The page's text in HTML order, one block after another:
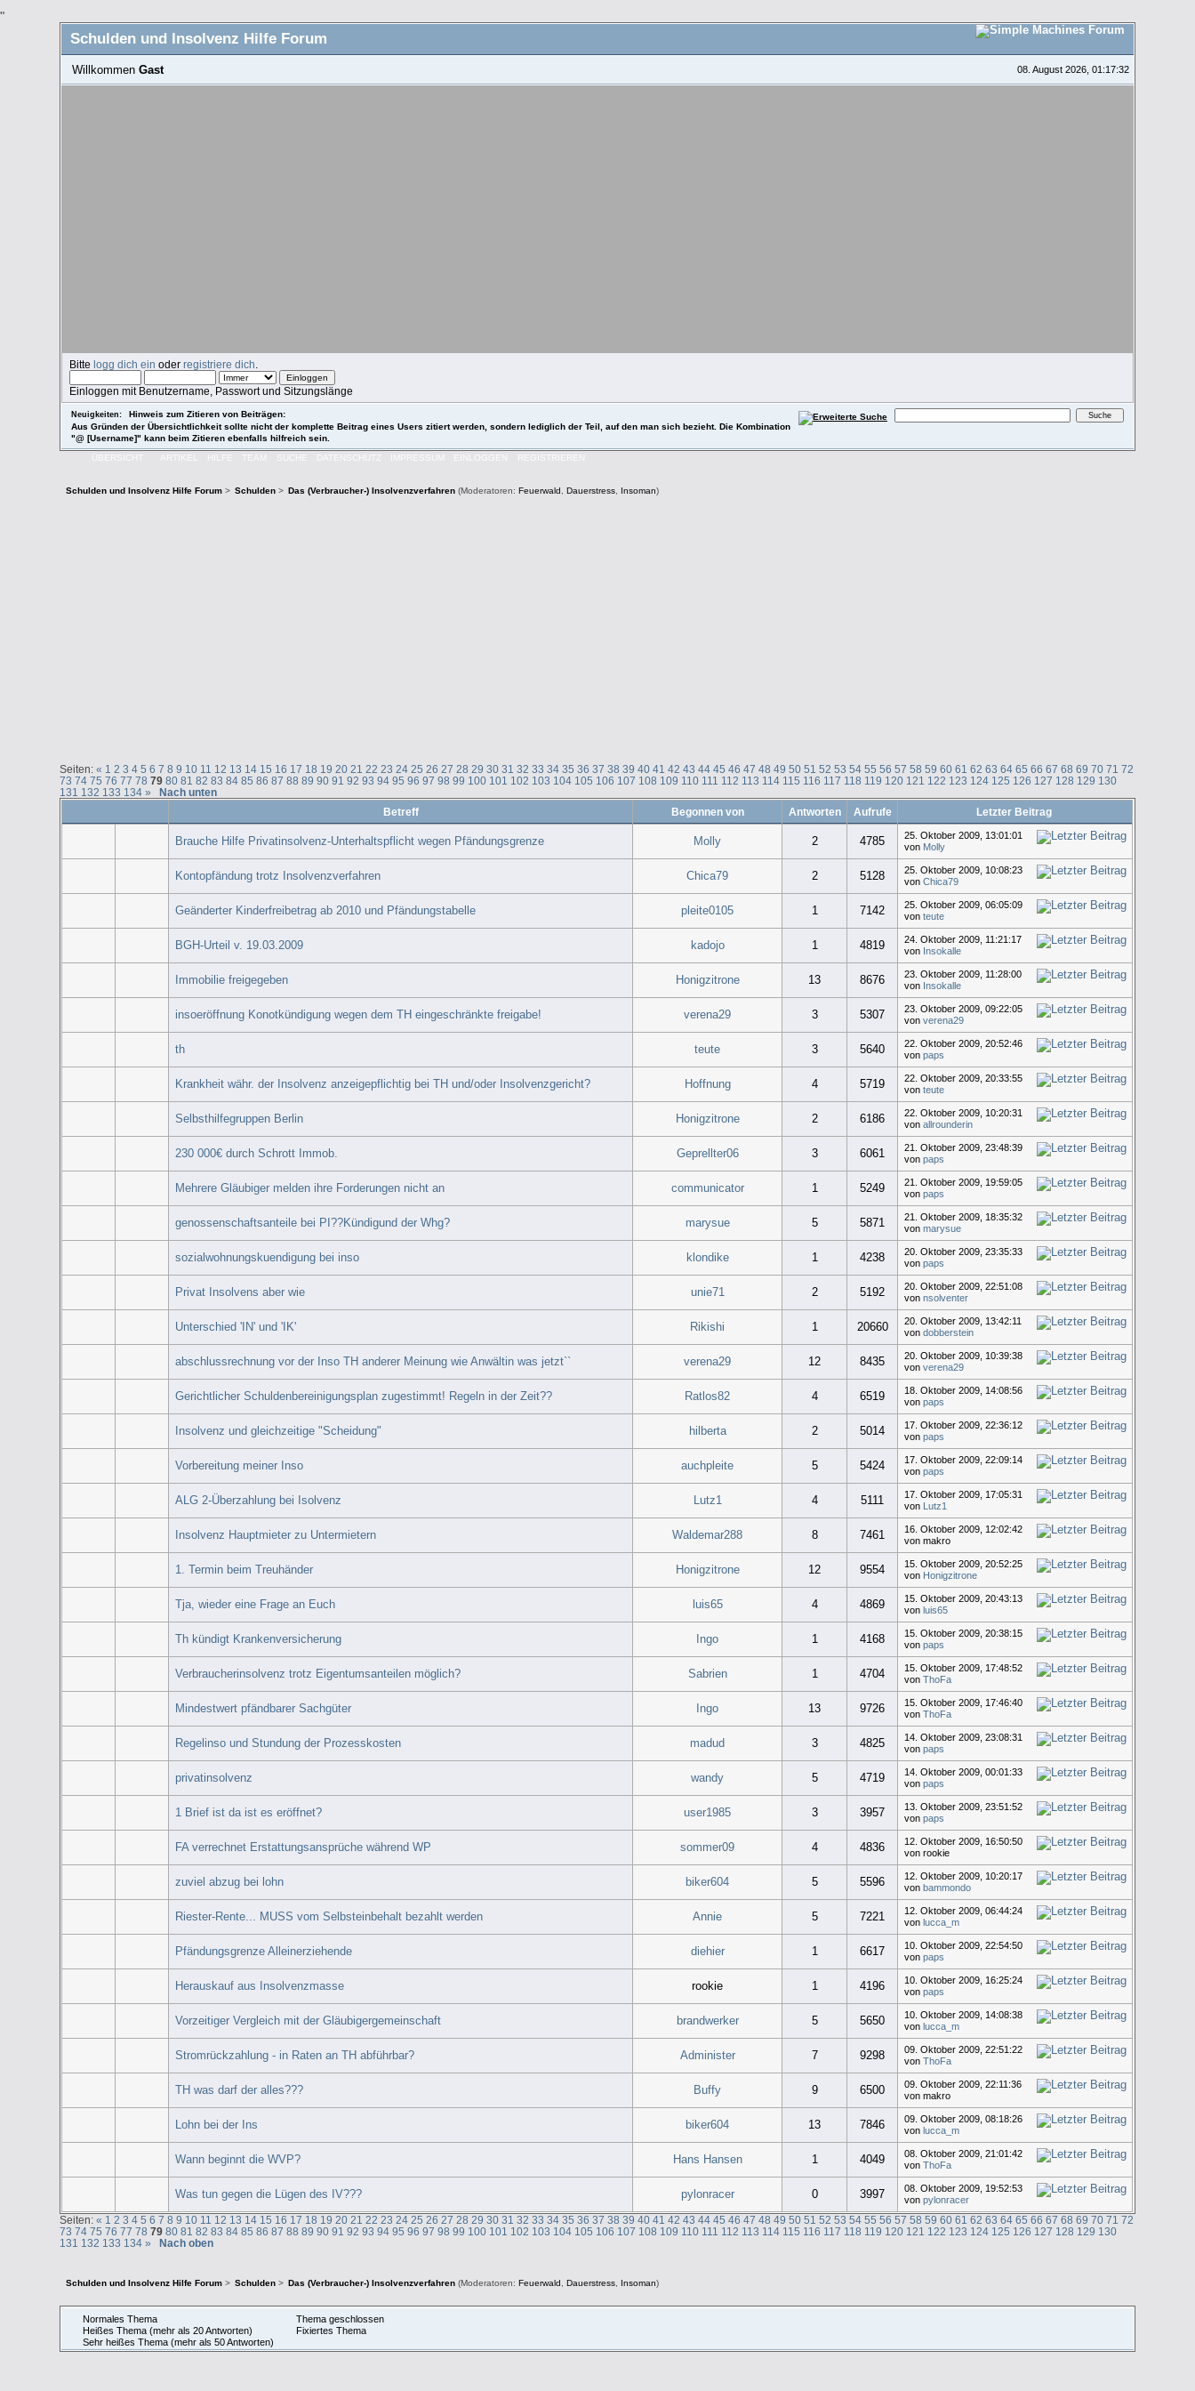
"
Schulden und Insolvenz Hilfe Forum
08. August 2026, 01:17:32
Willkommen Gast
Bittelogg dich ein oderregistriere dich
Einloggen mit Benutzername, Passwort und Sitzungslänge
Neuigkeiten:
Hinweis zum Zitieren von Beiträgen:
Aus Gründen der Übersichtlichkeit sollte nicht der komplette Beitrag eines Users zitiert werden, sondern lediglich der Teil, auf den man sich bezieht. Die Kombination
"@ [Username]" kann beim Zitieren ebenfalls hilfreich sein.
ÜBERSICHT ARTIKEL HILFE TEAM SUCHE DATENSCHUTZ IMPRESSUM EINLOGGEN REGISTRIEREN
Schulden und Insolvenz Hilfe Forum> Schulden> Das (Verbraucher-) Insolvenzverfahren(Moderatoren: Feuerwald , Dauerstress, Insoman)
Seiten:« 1 2 3 4 5 6 7 8 9 10 11 12 13 14 15 16 17 18 19 20 21 22 23 24 25 26 27 28 29 30 31 32 33 34 35 36 37 38 39 40 41 42 43 44 45 46 47 48 49 50 51 52 53 54 55 56 57 58 59 60 61 62 63 64 65 66 67 68 69 70 71 72
73 74 75 76 77 78 79 80 81 82 83 84 85 86 87 88 89 90 91 92 93 94 95 96 97 98 99 100 101 102 103 104 105 106 107 108 109 110 111 112 113 114 115 116 117 118 119 120 121 122 123 124 125 126 127 128 129 130
131 132 133 134 »
Nach unten
Betreff
Begonnen von Antworten Aufrufe Letzter Beitrag
Brauche Hilfe Privatinsolvenz-Unterhaltspflicht wegen Pfändungsgrenze Molly 2 4785
25. Oktober 2009, 13:01:01
von Molly
Kontopfändung trotz Insolvenzverfahren Chica79 2 5128
25. Oktober 2009, 10:08:23
von Chica79
Geänderter Kinderfreibetrag ab 2010 und Pfändungstabelle pleite0105 1 7142
25. Oktober 2009, 06:05:09
von teute
BGH-Urteil v. 19.03.2009 kadojo 1 4819
24. Oktober 2009, 11:21:17
von Insokalle
Immobilie freigegeben Honigzitrone 13 8676
23. Oktober 2009, 11:28:00
von Insokalle
insoeröffnung Konotkündigung wegen dem TH eingeschränkte freigabe! verena29 3 5307
23. Oktober 2009, 09:22:05
von verena29
th teute 3 5640
22. Oktober 2009, 20:52:46
von paps
Krankheit währ. der Insolvenz anzeigepflichtig bei TH und/oder Insolvenzgericht? Hoffnung 4 5719
22. Oktober 2009, 20:33:55
von teute
Selbsthilfegruppen Berlin Honigzitrone 2 6186
22. Oktober 2009, 10:20:31
von allrounderin
230 000€ durch Schrott Immob. Geprellter06 3 6061
21. Oktober 2009, 23:48:39
von paps
Mehrere Gläubiger melden ihre Forderungen nicht an communicator 1 5249
21. Oktober 2009, 19:59:05
von paps
genossenschaftsanteile bei PI??Kündigund der Whg? marysue 5 5871
21. Oktober 2009, 18:35:32
von marysue
sozialwohnungskuendigung bei inso klondike 1 4238
20. Oktober 2009, 23:35:33
von paps
Privat Insolvens aber wie unie71 2 5192
20. Oktober 2009, 22:51:08
von nsolventer
Unterschied 'IN' und 'IK' Rikishi 1 20660
20. Oktober 2009, 13:42:11
von dobberstein
abschlussrechnung vor der Inso TH anderer Meinung wie Anwältin was jetzt`` verena29 12 8435
20. Oktober 2009, 10:39:38
von verena29
Gerichtlicher Schuldenbereinigungsplan zugestimmt! Regeln in der Zeit?? Ratlos82 4 6519
18. Oktober 2009, 14:08:56
von paps
Insolvenz und gleichzeitige "Scheidung" hilberta 2 5014
17. Oktober 2009, 22:36:12
von paps
Vorbereitung meiner Inso auchpleite 5 5424
17. Oktober 2009, 22:09:14
von paps
ALG 2-Überzahlung bei Isolvenz Lutz1 4 5111
17. Oktober 2009, 17:05:31
von Lutz1
Insolvenz Hauptmieter zu Untermietern Waldemar288 8 7461
16. Oktober 2009, 12:02:42
von makro
1. Termin beim Treuhänder Honigzitrone 12 9554
15. Oktober 2009, 20:52:25
von Honigzitrone
Tja, wieder eine Frage an Euch luis65 4 4869
15. Oktober 2009, 20:43:13
von luis65
Th kündigt Krankenversicherung Ingo 1 4168
15. Oktober 2009, 20:38:15
von paps
Verbraucherinsolvenz trotz Eigentumsanteilen möglich? Sabrien 1 4704
15. Oktober 2009, 17:48:52
von ThoFa
Mindestwert pfändbarer Sachgüter Ingo 13 9726
15. Oktober 2009, 17:46:40
von ThoFa
Regelinso und Stundung der Prozesskosten madud 3 4825
14. Oktober 2009, 23:08:31
von paps
privatinsolvenz wandy 5 4719
14. Oktober 2009, 00:01:33
von paps
1 Brief ist da ist es eröffnet? user1985 3 3957
13. Oktober 2009, 23:51:52
von paps
FA verrechnet Erstattungsansprüche während WP sommer09 4 4836
12. Oktober 2009, 16:50:50
von rookie
zuviel abzug bei lohn biker604 5 5596
12. Oktober 2009, 10:20:17
von bammondo
Riester-Rente... MUSS vom Selbsteinbehalt bezahlt werden Annie 5 7221
12. Oktober 2009, 06:44:24
von lucca_m
Pfändungsgrenze Alleinerziehende diehier 1 6617
10. Oktober 2009, 22:54:50
von paps
Herauskauf aus Insolvenzmasse rookie 1 4196
10. Oktober 2009, 16:25:24
von paps
Vorzeitiger Vergleich mit der Gläubigergemeinschaft brandwerker 5 5650
10. Oktober 2009, 14:08:38
von lucca_m
Stromrückzahlung - in Raten an TH abführbar? Administer 7 9298
09. Oktober 2009, 22:51:22
von ThoFa
TH was darf der alles??? Buffy 9 6500
09. Oktober 2009, 22:11:36
von makro
Lohn bei der Ins biker604 13 7846
09. Oktober 2009, 08:18:26
von lucca_m
Wann beginnt die WVP? Hans Hansen 1 4049
08. Oktober 2009, 21:01:42
von ThoFa
Was tun gegen die Lügen des IV??? pylonracer 0 3997
08. Oktober 2009, 19:52:53
von pylonracer
Seiten:« 1 2 3 4 5 6 7 8 9 10 11 12 13 14 15 16 17 18 19 20 21 22 23 24 25 26 27 28 29 30 31 32 33 34 35 36 37 38 39 40 41 42 43 44 45 46 47 48 49 50 51 52 53 54 55 56 57 58 59 60 61 62 63 64 65 66 67 68 69 70 71 72
73 74 75 76 77 78 79 80 81 82 83 84 85 86 87 88 89 90 91 92 93 94 95 96 97 98 99 100 101 102 103 104 105 106 107 108 109 110 111 112 113 114 115 116 117 118 119 120 121 122 123 124 125 126 127 128 129 130
131 132 133 134 » Nach oben
Schulden und Insolvenz Hilfe Forum> Schulden> Das (Verbraucher-) Insolvenzverfahren(Moderatoren: Feuerwald Dauerstress, Insoman)
Normales Thema
Heißes Thema (mehr als 20 Antworten)
Sehr heißes Thema (mehr als 50 Antworten)
Thema geschlossen
Fixiertes Thema